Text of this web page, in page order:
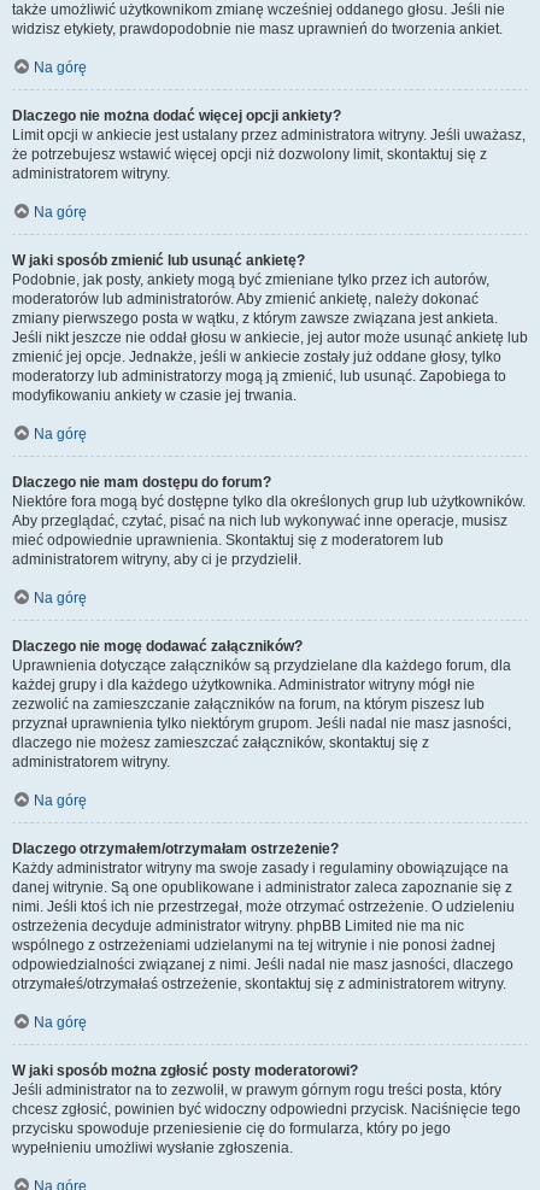
także umożliwić użytkownikom zmianę wcześniej oddanego głosu. Jeśli nie
widzisz etykiety, prawdopodobnie nie masz uprawnień do tworzenia ankiet.
Na górę
Dlaczego nie można dodać więcej opcji ankiety?
Limit opcji w ankiecie jest ustalany przez administratora witryny. Jeśli uważasz,
że potrzebujesz wstawić więcej opcji niż dozwolony limit, skontaktuj się z
administratorem witryny.
Na górę
W jaki sposób zmienić lub usunąć ankietę?
Podobnie, jak posty, ankiety mogą być zmieniane tylko przez ich autorów,
moderatorów lub administratorów. Aby zmienić ankietę, należy dokonać
zmiany pierwszego posta w wątku, z którym zawsze związana jest ankieta.
Jeśli nikt jeszcze nie oddał głosu w ankiecie, jej autor może usunąć ankietę lub
zmienić jej opcje. Jednakże, jeśli w ankiecie zostały już oddane głosy, tylko
moderatorzy lub administratorzy mogą ją zmienić, lub usunąć. Zapobiega to
modyfikowaniu ankiety w czasie jej trwania.
Na górę
Dlaczego nie mam dostępu do forum?
Niektóre fora mogą być dostępne tylko dla określonych grup lub użytkowników.
Aby przeglądać, czytać, pisać na nich lub wykonywać inne operacje, musisz
mieć odpowiednie uprawnienia. Skontaktuj się z moderatorem lub
administratorem witryny, aby ci je przydzielił.
Na górę
Dlaczego nie mogę dodawać załączników?
Uprawnienia dotyczące załączników są przydzielane dla każdego forum, dla
każdej grupy i dla każdego użytkownika. Administrator witryny mógł nie
zezwolić na zamieszczanie załączników na forum, na którym piszesz lub
przyznał uprawnienia tylko niektórym grupom. Jeśli nadal nie masz jasności,
dlaczego nie możesz zamieszczać załączników, skontaktuj się z
administratorem witryny.
Na górę
Dlaczego otrzymałem/otrzymałam ostrzeżenie?
Każdy administrator witryny ma swoje zasady i regulaminy obowiązujące na
danej witrynie. Są one opublikowane i administrator zaleca zapoznanie się z
nimi. Jeśli ktoś ich nie przestrzegał, może otrzymać ostrzeżenie. O udzieleniu
ostrzeżenia decyduje administrator witryny. phpBB Limited nie ma nic
wspólnego z ostrzeżeniami udzielanymi na tej witrynie i nie ponosi żadnej
odpowiedzialności związanej z nimi. Jeśli nadal nie masz jasności, dlaczego
otrzymałeś/otrzymałaś ostrzeżenie, skontaktuj się z administratorem witryny.
Na górę
W jaki sposób można zgłosić posty moderatorowi?
Jeśli administrator na to zezwolił, w prawym górnym rogu treści posta, który
chcesz zgłosić, powinien być widoczny odpowiedni przycisk. Naciśnięcie tego
przycisku spowoduje przeniesienie cię do formularza, który po jego
wypełnieniu umożliwi wysłanie zgłoszenia.
Na górę